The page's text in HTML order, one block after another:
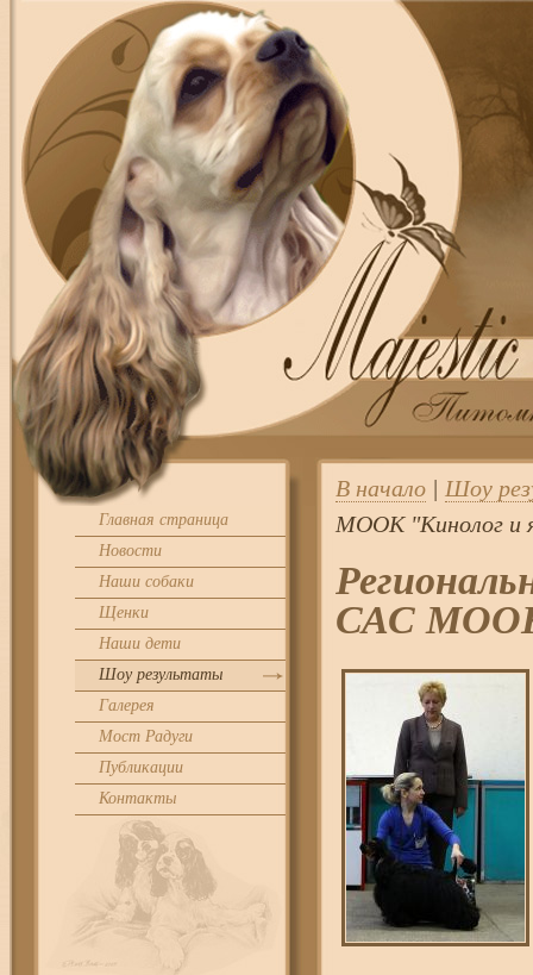
Главная страница
Новости
Наши собаки
Щенки
Наши дети
Шоу результаты
Галерея
Мост Радуги
Публикации
Контакты
В начало
Шоу
МООК "Кинолог и
САС